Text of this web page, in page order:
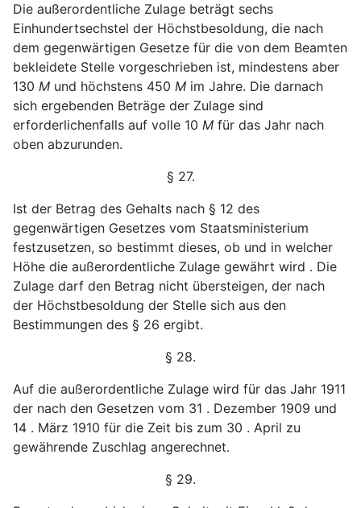
Die außerordentliche Zulage beträgt sechs
Einhundertsechstel der Höchstbesoldung, die nach
dem gegenwärtigen Gesetze für die von dem Beamten
bekleidete Stelle vorgeschrieben ist, mindestens aber
130 M und höchstens 450 M im Jahre. Die darnach
sich ergebenden Beträge der Zulage sind
erforderlichenfalls auf volle 10 M für das Jahr nach
oben abzurunden.
§ 27.
Ist der Betrag des Gehalts nach § 12 des
gegenwärtigen Gesetzes vom Staatsministerium
festzusetzen, so bestimmt dieses, ob und in welcher
Höhe die außerordentliche Zulage gewährt wird . Die
Zulage darf den Betrag nicht übersteigen, der nach
der Höchstbesoldung der Stelle sich aus den
Bestimmungen des § 26 ergibt.
§ 28.
Auf die außerordentliche Zulage wird für das Jahr 1911
der nach den Gesetzen vom 31 . Dezember 1909 und
14 . März 1910 für die Zeit bis zum 30 . April zu
gewährende Zuschlag angerechnet.
§ 29.